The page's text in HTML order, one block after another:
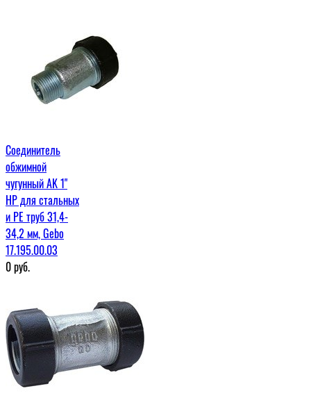
Соединитель
обжимной
чугунный AK 1"
НР для стальных
и PE труб 31,4-
34,2 мм, Gebo
17.195.00.03
0руб.